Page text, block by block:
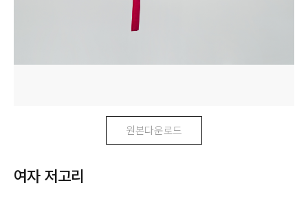
원본다운로드
여자 저고리